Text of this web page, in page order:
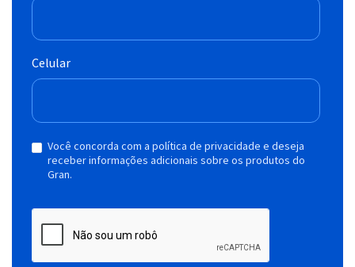
Celular
Você concorda com a política de privacidade e deseja
receber informações adicionais sobre os produtos do
Gran.